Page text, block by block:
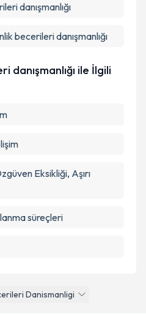
Danismanligi
danışmanlığı
becerileri danışmanlığı
danışmanlığı ile İlgili
Eksikliği, Aşırı
süreçleri